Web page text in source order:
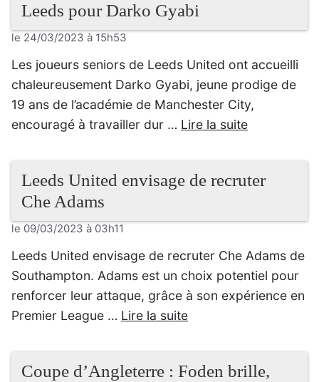
Leeds pour Darko Gyabi
le 24/03/2023 à 15h53
Les joueurs seniors de Leeds United ont accueilli
chaleureusement Darko Gyabi, jeune prodige de
19 ans de l’académie de Manchester City,
encouragé à travailler dur … Lire la suite
Leeds United envisage de recruter
Che Adams
le 09/03/2023 à 03h11
Leeds United envisage de recruter Che Adams de
Southampton. Adams est un choix potentiel pour
renforcer leur attaque, grâce à son expérience en
Premier League … Lire la suite
Coupe d’Angleterre : Foden brille,